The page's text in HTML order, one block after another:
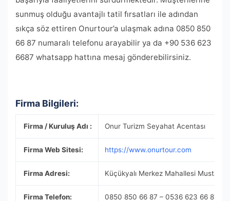
sunmuş olduğu avantajlı tatil fırsatları ile adından
sıkça söz ettiren Onurtour’a ulaşmak adına 0850 850
66 87 numaralı telefonu arayabilir ya da +90 536 623
6687 whatsapp hattına mesaj gönderebilirsiniz.
Firma Bilgileri:
Firma / Kuruluş Adı : Onur Turizm Seyahat Acentası
Firma Web Sitesi: https://www.onurtour.com
Firma Adresi: Küçükyalı Merkez Mahallesi Mustafa
Firma Telefon: 0850 850 66 87 – 0536 623 66 87